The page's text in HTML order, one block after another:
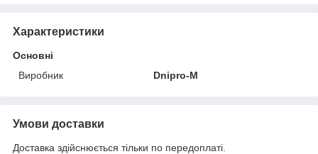
Характеристики
Основні
Виробник
Dnipro-M
Умови доставки
Доставка здійснюється тільки по передоплаті.